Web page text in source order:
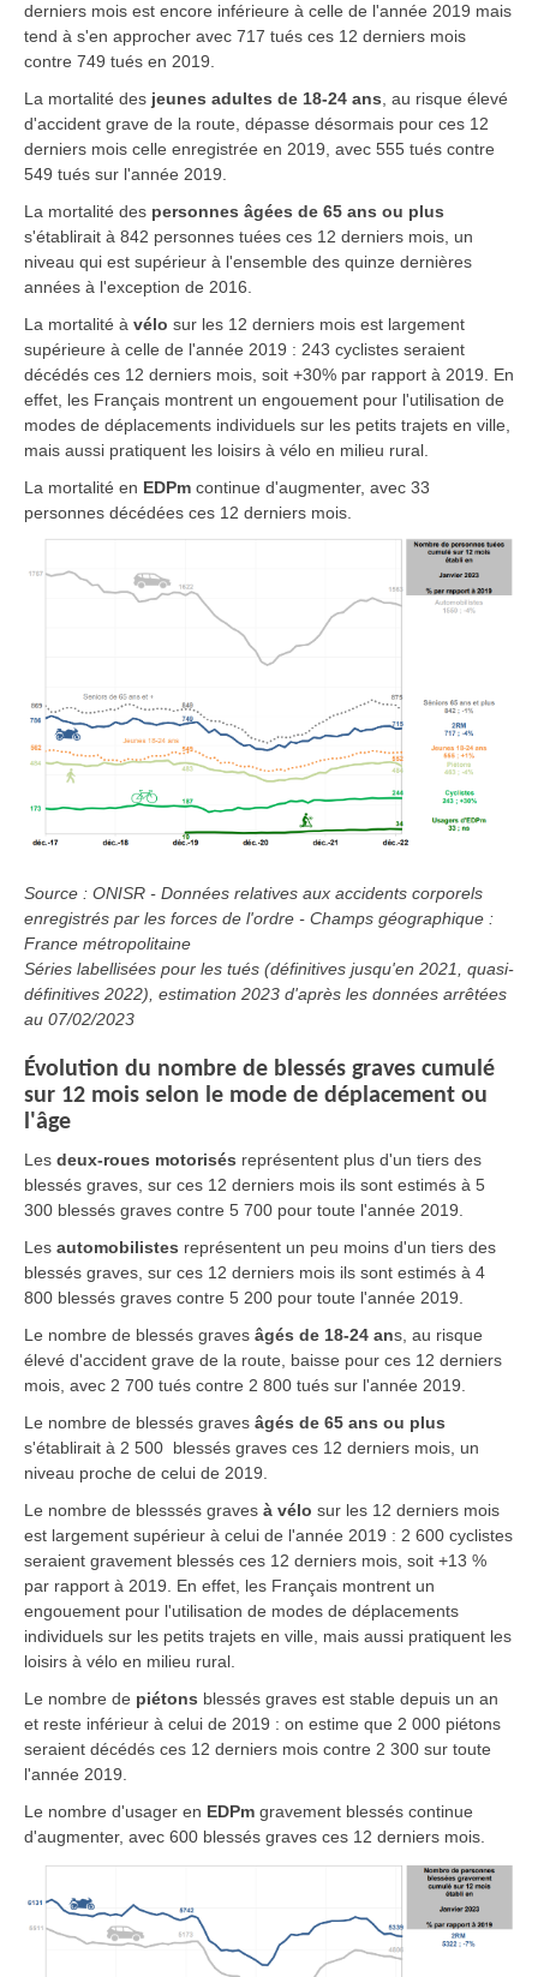
derniers mois est encore inférieure à celle de l'année 2019 mais
tend à s'en approcher avec 717 tués ces 12 derniers mois
contre 749 tués en 2019.
La mortalité des jeunes adultes de 18-24 ans, au risque élevé
d'accident grave de la route, dépasse désormais pour ces 12
derniers mois celle enregistrée en 2019, avec 555 tués contre
549 tués sur l'année 2019.
La mortalité des personnes âgées de 65 ans ou plus
s'établirait à 842 personnes tuées ces 12 derniers mois, un
niveau qui est supérieur à l'ensemble des quinze dernières
années à l'exception de 2016.
La mortalité à vélo sur les 12 derniers mois est largement
supérieure à celle de l'année 2019 : 243 cyclistes seraient
décédés ces 12 derniers mois, soit +30% par rapport à 2019. En
effet, les Français montrent un engouement pour l'utilisation de
modes de déplacements individuels sur les petits trajets en ville,
mais aussi pratiquent les loisirs à vélo en milieu rural.
La mortalité en EDPm continue d'augmenter, avec 33
personnes décédées ces 12 derniers mois.
Source : ONISR - Données relatives aux accidents corporels
enregistrés par les forces de l'ordre - Champs géographique :
France métropolitaine
Séries labellisées pour les tués (définitives jusqu'en 2021, quasi-
définitives 2022), estimation 2023 d'après les données arrêtées
au 07/02/2023
Évolution du nombre de blessés graves cumulé
sur 12 mois selon le mode de déplacement ou
l'âge
Les deux-roues motorisés représentent plus d'un tiers des
blessés graves, sur ces 12 derniers mois ils sont estimés à 5
300 blessés graves contre 5 700 pour toute l'année 2019.
Les automobilistes représentent un peu moins d'un tiers des
blessés graves, sur ces 12 derniers mois ils sont estimés à 4
800 blessés graves contre 5 200 pour toute l'année 2019.
Le nombre de blessés graves âgés de 18-24 ans, au risque
élevé d'accident grave de la route, baisse pour ces 12 derniers
mois, avec 2 700 tués contre 2 800 tués sur l'année 2019.
Le nombre de blessés graves âgés de 65 ans ou plus
s'établirait à 2 500 blessés graves ces 12 derniers mois, un
niveau proche de celui de 2019.
Le nombre de blesssés graves à vélo sur les 12 derniers mois
est largement supérieur à celui de l'année 2019 : 2 600 cyclistes
seraient gravement blessés ces 12 derniers mois, soit +13 %
par rapport à 2019. En effet, les Français montrent un
engouement pour l'utilisation de modes de déplacements
individuels sur les petits trajets en ville, mais aussi pratiquent les
loisirs à vélo en milieu rural.
Le nombre de piétons blessés graves est stable depuis un an
et reste inférieur à celui de 2019 : on estime que 2 000 piétons
seraient décédés ces 12 derniers mois contre 2 300 sur toute
l'année 2019.
Le nombre d'usager en EDPm gravement blessés continue
d'augmenter, avec 600 blessés graves ces 12 derniers mois.